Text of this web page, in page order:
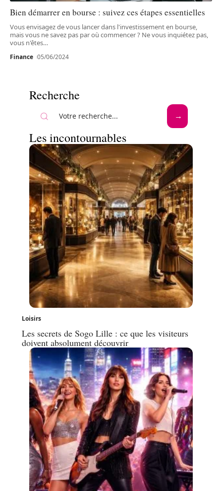
Bien démarrer en bourse : suivez ces étapes essentielles
Vous envisagez de vous lancer dans l'investissement en bourse,
mais vous ne savez pas par où commencer ? Ne vous inquiétez pas,
vous n'êtes…
Finance 05/06/2024
Recherche
Les incontournables
Loisirs
Les secrets de Sogo Lille : ce que les visiteurs
doivent absolument découvrir